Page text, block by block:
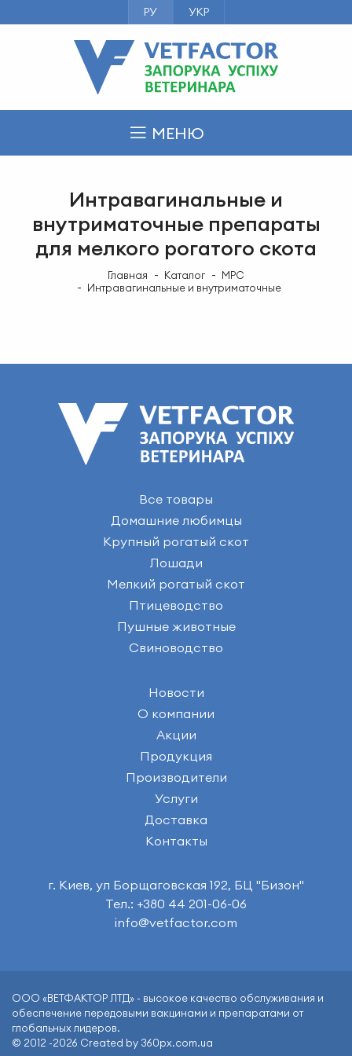
РУ УКР
МЕНЮ
Интравагинальные и
внутриматочные препараты
для мелкого рогатого скота
Главная Каталог
МРС
Интравагинальные и внутриматочные
Все товары
Домашние любимцы
Крупный рогатый скот
Лошади
Мелкий рогатый скот
Птицеводство
Пушные животные
Свиноводство
Новости
О компании
Акции
Продукция
Производители
Услуги
Доставка
Контакты
г. Киев, ул Борщаговская 192, БЦ "Бизон"
Тел.: +380 44 201-06-06
info@vetfactor.com
ООО «ВЕТФАКТОР ЛТД» - высокое качество обслуживания и
обеспечение передовыми вакцинами и препаратами от
глобальных лидеров.
© 2012 -2026 Created by 360px.com.ua